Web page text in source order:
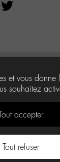
et vous donne
souhaitez
accepter
Tout refuser